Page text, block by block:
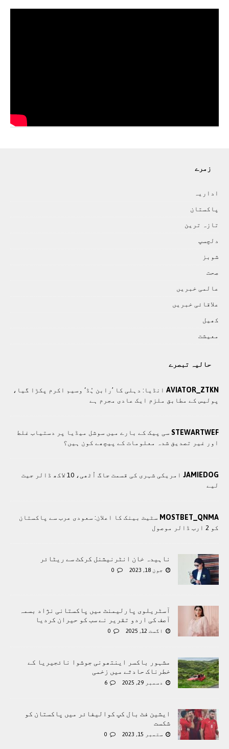
زمرے
اداريہ
پاکستان
تازہ ترين
دلچسپ
شوبز
صحت
عالمی خبريں
علاقائی خبريں
کھيل
معيشت
حالیہ تبصرے
AVIATOR_ZTKN انڈیا: دہلی کا ’رابن ہُڈ‘ وسیم اکرم پکڑا گیا،
پولیس کے مطابق ملزم ایک عادی مجرم ہے
STEWARTWEF سی پیک کے بارے میں سوشل میڈیا پر دستیاب غلط
اور غیر تصدیق شدہ معلومات کے پیچھے کون ہیں؟
JAMIEDOG
امریکی شہری کی قسمت جاگ اُٹھی، 10 لاکھ ڈالر جیت
لیے
MOSTBET_QNMA سٹیٹ بینک کا اعلان: سعودی عرب سے پاکستان
کو 2 ارب ڈالر موصول
ناہیدہ خان انٹرنیشنل کرکٹ سے ریٹائر
جون 18, 2023 0
آسٹریلوی پارلیمنٹ میں پاکستانی نژاد بسمہ
آصف کی اردو تقریر نے سب کو حیران کردیا
اگست 12, 2025 0
مشہور باکسر اینتھونی جوشوا نائجیریا کے
خطرناک حادثے میں زخمی
دسمبر 29, 2025 6
ایشین فٹ بال کپ کوالیفائر میں پاکستان کو
شکست
ستمبر 15, 2023 0